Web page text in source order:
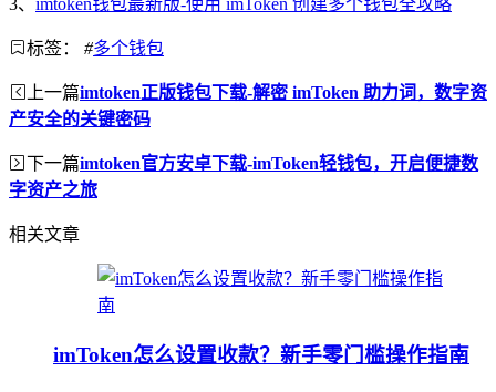
3、 imtoken钱包最新版-使用 imToken 创建多个钱包全攻略
标签： #多个钱包
上一篇imtoken正版钱包下载-解密 imToken 助力词，数字资
产安全的关键密码
下一篇imtoken官方安卓下载-imToken轻钱包，开启便捷数
字资产之旅
相关文章
imToken怎么设置收款？新手零门槛操作指南